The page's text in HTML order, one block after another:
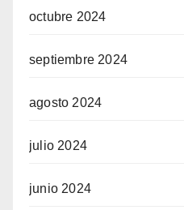
octubre 2024
septiembre 2024
agosto 2024
julio 2024
junio 2024